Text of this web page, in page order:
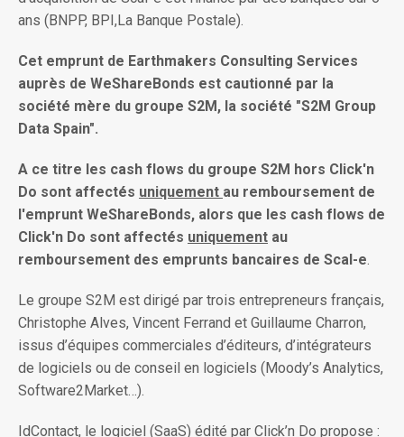
ans (BNPP, BPI,La Banque Postale).
Cet emprunt de Earthmakers Consulting Services
auprès de WeShareBonds est cautionné par la
société mère du groupe S2M, la société "S2M Group
Data Spain".
A ce titre les cash flows du groupe S2M hors Click'n
Do sont affectés uniquement au remboursement de
l'emprunt WeShareBonds, alors que les cash flows de
Click'n Do sont affectés uniquement au
remboursement des emprunts bancaires de Scal-e.
Le groupe S2M est dirigé par trois entrepreneurs français,
Christophe Alves, Vincent Ferrand et Guillaume Charron,
issus d’équipes commerciales d’éditeurs, d’intégrateurs
de logiciels ou de conseil en logiciels (Moody’s Analytics,
Software2Market…).
IdContact, le logiciel (SaaS) édité par Click’n Do propose :